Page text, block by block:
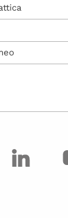
'Antonio
di ricerca
di Gorizia